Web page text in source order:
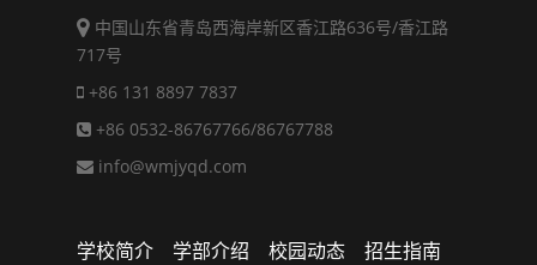
中国山东省青岛西海岸新区香江路636号/香江路
717号
+86 131 8897 7837
+86 0532-86767766/86767788
info@wmjyqd.com
学校简介 学部介绍 校园动态 招生指南